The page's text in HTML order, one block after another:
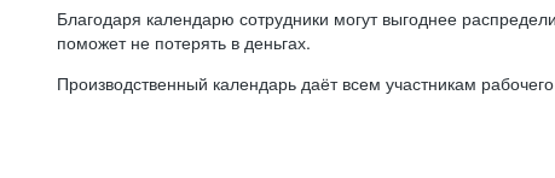
Благодаря календарю сотрудники могут выгоднее
поможет не потерять в деньгах.
Производственный календарь даёт всем участникам